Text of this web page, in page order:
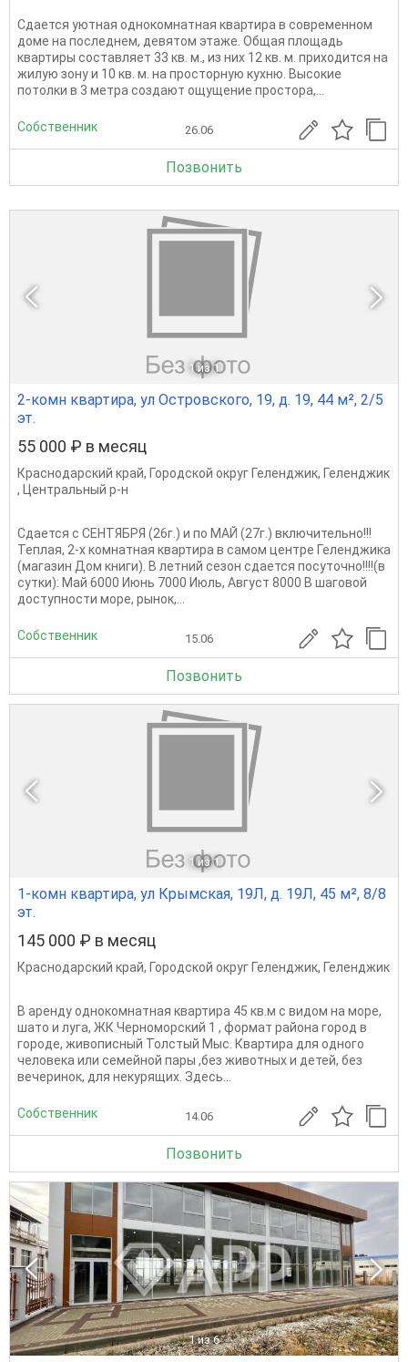
Сдается уютная однокомнатная квартира в современном
доме на последнем, девятом этаже. Общая площадь
квартиры составляет 33 кв. м., из них 12 кв. м. приходится на
жилую зону и 10 кв. м. на просторную кухню. Высокие
потолки в 3 метра создают ощущение простора,...
Собственник 26.06
Позвонить
1 из 1
2-комн квартира, ул Островского, 19, д. 19, 44 м², 2/5
эт.
55 000 ₽ в месяц
Краснодарский край, Городской округ Геленджик, Геленджик
,
Центральный р-н
Сдается с СЕНТЯБРЯ (26г.) и по МАЙ (27г.) включительно!!!
Теплая, 2-х комнатная квартира в самом центре Геленджика
(магазин Дом книги). В летний сезон сдается посуточно!!!!(в
сутки): Май 6000 Июнь 7000 Июль, Август 8000 В шаговой
доступности море, рынок,...
Собственник 15.06
Позвонить
1 из 1
1-комн квартира, ул Крымская, 19Л, д. 19Л, 45 м², 8/8
эт.
145 000 ₽ в месяц
Краснодарский край, Городской округ Геленджик, Геленджик
В аренду однокомнатная квартира 45 кв.м с видом на море,
шато и луга, ЖК Черноморский 1 , формат района город в
городе, живописный Толстый Мыс. Квартира для одного
человека или семейной пары ,без животных и детей, без
вечеринок, для некурящих. Здесь...
Собственник 14.06
Позвонить
1 из 6